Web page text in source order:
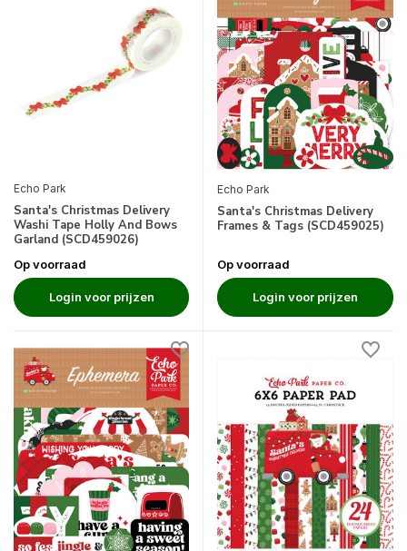
Echo Park
Santa's Christmas Delivery
Washi Tape Holly And Bows
Garland (SCD459026)
Op voorraad
Login voor prijzen
Echo Park
Santa's Christmas Delivery
Frames & Tags (SCD459025)
Op voorraad
Login voor prijzen